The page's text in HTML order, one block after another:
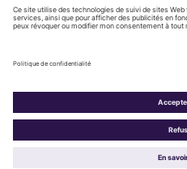
Alerte Tentative
Accessibilité :